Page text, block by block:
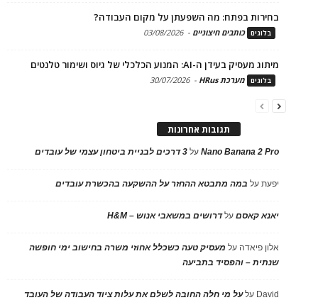
בחירות בפתח: מה השפעתן על מקום העבודה?
בלוגים כותבים חיצוניים -
03/08/2026
מיתוג מעסיק בעידן ה-AI: המנוע הכלכלי של גיוס ושימור טלנטים
בלוגים מערכת HRus -
30/07/2026
תגובות אחרונות
Nano Banana 2 Proעל 3 דרכים לבניית ביטחון עצמי של עובדים
יפעתעל במה מתבטא ההחזר על ההשקעה בהכשרת עובדים
יאנא קאסםעלדרושים במשאבי אנוש – H&M
אלון פיאדה על מעסיק טעה כשכלל אחוזי משרה בחישוב ימי חופשה
שנתית – והפסיד בתביעה
David עלעל מי חלה החובה לשלם את עלות ציוד העבודה של העובד